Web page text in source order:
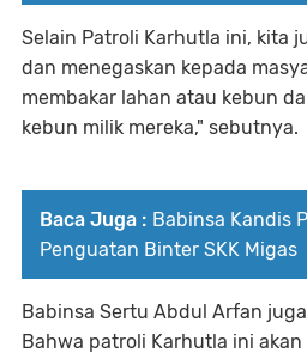
Selain Patroli Karhutla ini, kita
dan menegaskan kepada
membakar lahan atau kebun
kebun milik mereka," sebutnya.
Baca Juga : Babinsa Kandis
Penguatan Binter SKK Migas
Babinsa Sertu Abdul Arfan
Bahwa patroli Karhutla ini